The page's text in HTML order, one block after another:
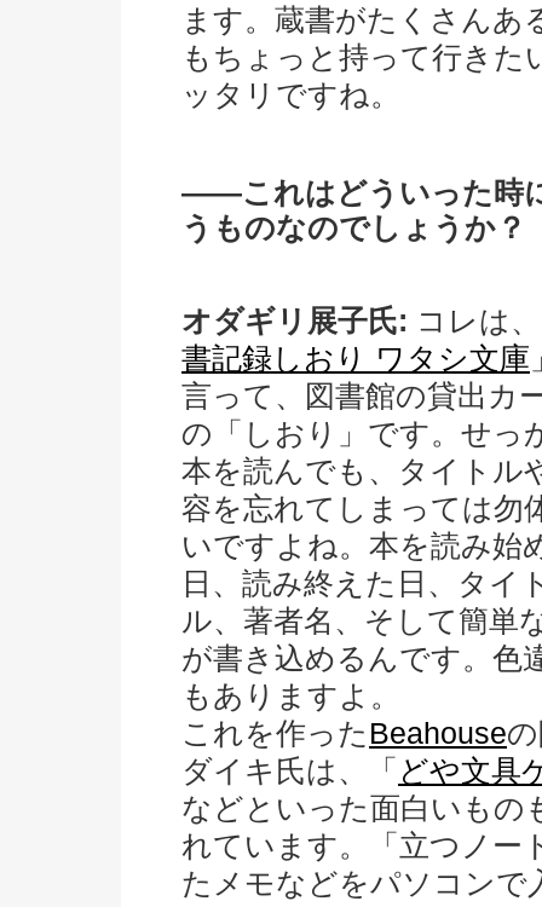
ます。蔵書がたくさんあ
もちょっと持って行き
ッタリですね。
――これはどういった時
うものなのでしょうか？
オダギリ展子氏: コレは
書記録しおり ワタシ文庫
言って、図書館の貸出カ
の「しおり」です。せっ
本を読んでも、タイトル
容を忘れてしまっては勿
いですよね。本を読み始
日、読み終えた日、タイ
ル、著者名、そして簡単
が書き込めるんです。色
もありますよ。
これを作った Beahouse
ダイキ氏は、「 どや文具
などといった面白いもの
れています。「立つノー
たメモなどをパソコンで